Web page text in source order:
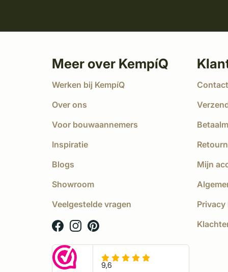
Meer over KempíQ
Werken bij KempíQ
Over ons
Voor bouwaannemers
Inspiratie
Blogs
Showroom
Veelgestelde vragen
Contact
Mijn
Privacy